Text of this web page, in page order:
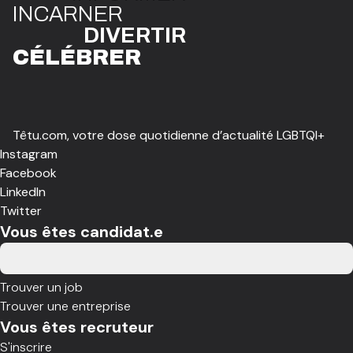
INCARNER
DIVERTIR
CÉLÉBRER
Têtu.com, votre dose quotidienne d’actualité LGBTQI+
Instagram
Facebook
LinkedIn
Twitter
Vous êtes candidat.e
Trouver un job
Trouver une entreprise
Vous êtes recruteur
S'inscrire